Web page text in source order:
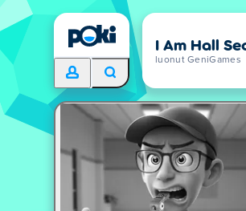
I Am Hall
luonut GeniGames